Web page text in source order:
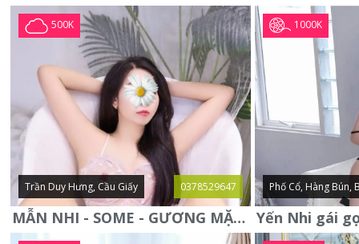
500K
Trần Duy Hưng, Cầu Giấy 0378529647
MẪN NHI - SOME - GƯƠNG MẶT XINH XẮN -CỰC CHIỀU KHÁCH
1000K
Phố Cổ, Hàng Bún,